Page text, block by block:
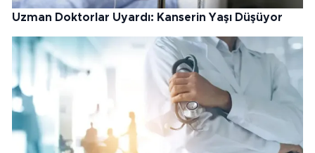
Uzman Doktorlar Uyardı: Kanserin Yaşı Düşüyor